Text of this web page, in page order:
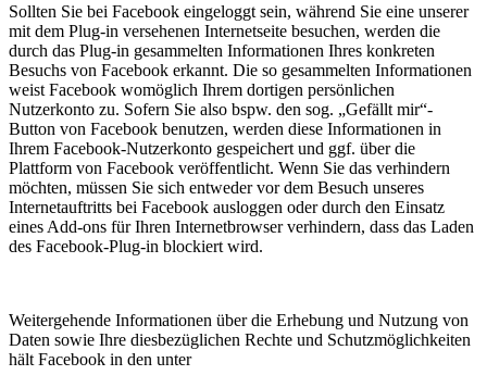
Sollten Sie bei Facebook eingeloggt sein, während Sie eine unserer
mit dem Plug-in versehenen Internetseite besuchen, werden die
durch das Plug-in gesammelten Informationen Ihres konkreten
Besuchs von Facebook erkannt. Die so gesammelten Informationen
weist Facebook womöglich Ihrem dortigen persönlichen
Nutzerkonto zu. Sofern Sie also bspw. den sog. „Gefällt mir“-
Button von Facebook benutzen, werden diese Informationen in
Ihrem Facebook-Nutzerkonto gespeichert und ggf. über die
Plattform von Facebook veröffentlicht. Wenn Sie das verhindern
möchten, müssen Sie sich entweder vor dem Besuch unseres
Internetauftritts bei Facebook ausloggen oder durch den Einsatz
eines Add-ons für Ihren Internetbrowser verhindern, dass das Laden
des Facebook-Plug-in blockiert wird.
Weitergehende Informationen über die Erhebung und Nutzung von
Daten sowie Ihre diesbezüglichen Rechte und Schutzmöglichkeiten
hält Facebook in den unter